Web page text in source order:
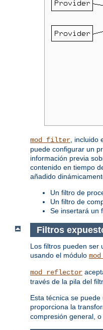
mod_filter ,
puede configurar un
información previa
contenido en tiempo
añadido
Un filtro de
Un filtro de
Se insertará un
Filtros
Los filtros pueden ser
usando el módulo
mod_reflector
través de la pila del
Esta técnica se
proporciona la
compresión general,